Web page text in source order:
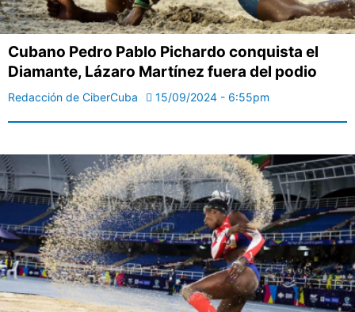
Cubano Pedro Pablo Pichardo conquista el
Diamante, Lázaro Martínez fuera del podio
Redacción de CiberCuba 15/09/2024 - 6:55pm